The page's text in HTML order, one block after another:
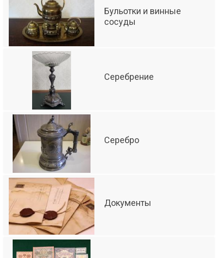
Бульотки и винные
сосуды
Серебрение
Серебро
Документы